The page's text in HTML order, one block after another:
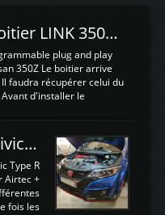
Test du boitier LINK 350Z Plugin ECU
plug and play
350Z Le boitier arrive
faudra récupérer celui du
d'installer le
de la large bande
sweeney deepfake
l'afr sera connectée sur
et GndAN pour
car l'information est une
résistance variable d'un
Préparation Honda Civic Type R FK2
Type R
Airtec +
fois les